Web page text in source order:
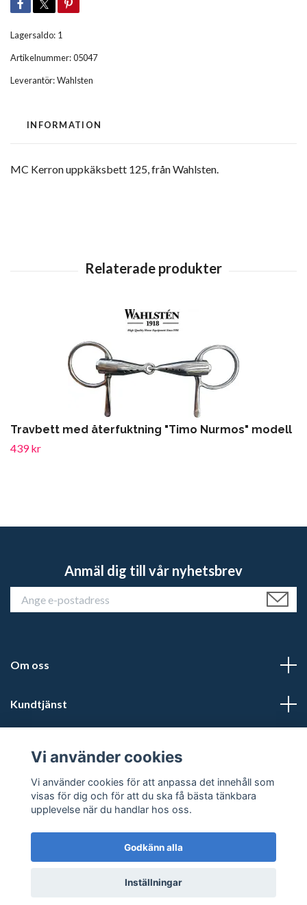
Lagersaldo: 1
Artikelnummer:05047
Leverantör:Wahlsten
INFORMATION
MC Kerron uppkäksbett 125, från Wahlsten.
Travbett med återfuktning "Timo Nurmos" modell
439 kr
Anmäl dig till vår nyhetsbrev
Om oss
Kundtjänst
Sociala medier
© 2026 Kalmars TravshopPowered by Quickbutik
Vi använder cookies
Vi använder cookies för att anpassa det innehåll som
visas för dig och för att du ska få bästa tänkbara
upplevelse när du handlar hos oss.
Godkänn alla
Inställningar